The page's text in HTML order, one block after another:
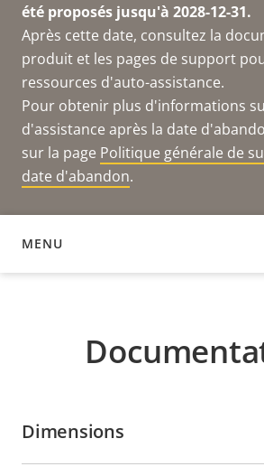
été proposés jusqu'à 2028-12-31.
Après cette date, consultez la
produit et les pages de support
ressources d'auto-assistance.
Pour obtenir plus d'informations
d'assistance après la date
sur la page Politique générale de
date d'abandon.
MENU
DOCUMENTATION
Dimensions